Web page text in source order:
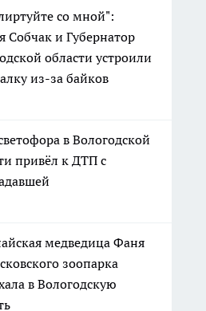
со мной":
Собчак и Губернатор
области устроили
из-за байков
в Вологодской
привёл к ДТП с
медведица Фаня
зоопарка
в Вологодскую